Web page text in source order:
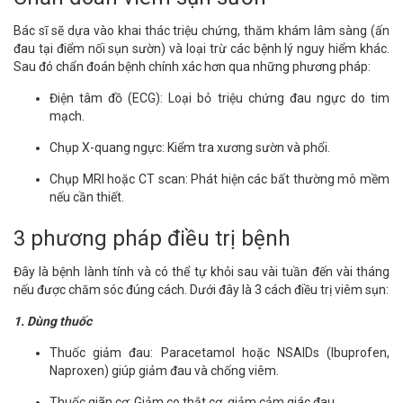
Bác sĩ sẽ dựa vào khai thác triệu chứng, thăm khám lâm sàng (ấn
đau tại điểm nối sụn sườn) và loại trừ các bệnh lý nguy hiểm khác.
Sau đó chẩn đoán bệnh chính xác hơn qua những phương pháp:
Điện tâm đồ (ECG): Loại bỏ triệu chứng đau ngực do tim
mạch.
Chụp X-quang ngực: Kiểm tra xương sườn và phổi.
Chụp MRI hoặc CT scan: Phát hiện các bất thường mô mềm
nếu cần thiết.
3 phương pháp điều trị bệnh
Đây là bệnh lành tính và có thể tự khỏi sau vài tuần đến vài tháng
nếu được chăm sóc đúng cách. Dưới đây là 3 cách điều trị viêm sụn:
1. Dùng thuốc
Thuốc giảm đau: Paracetamol hoặc NSAIDs (Ibuprofen,
Naproxen) giúp giảm đau và chống viêm.